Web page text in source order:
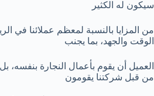
سيكون له الكثير
من المزايا بالنسبة لمعظم عملائنا في
الوقت والجهد، بما يجنب
العميل أن يقوم بأعمال النجارة
من قبل شركتنا يقومون